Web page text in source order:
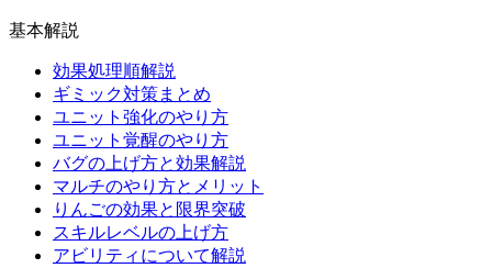
基本解説
効果処理順解説
ギミック対策まとめ
ユニット強化のやり方
ユニット覚醒のやり方
バグの上げ方と効果解説
マルチのやり方とメリット
りんごの効果と限界突破
スキルレベルの上げ方
アビリティについて解説